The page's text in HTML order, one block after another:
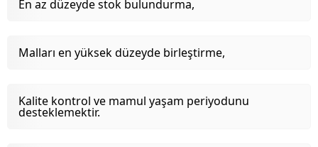
En az düzeyde stok bulundurma,
Malları en yüksek düzeyde birleştirme,
Kalite kontrol ve mamul yaşam periyodunu
desteklemektir.